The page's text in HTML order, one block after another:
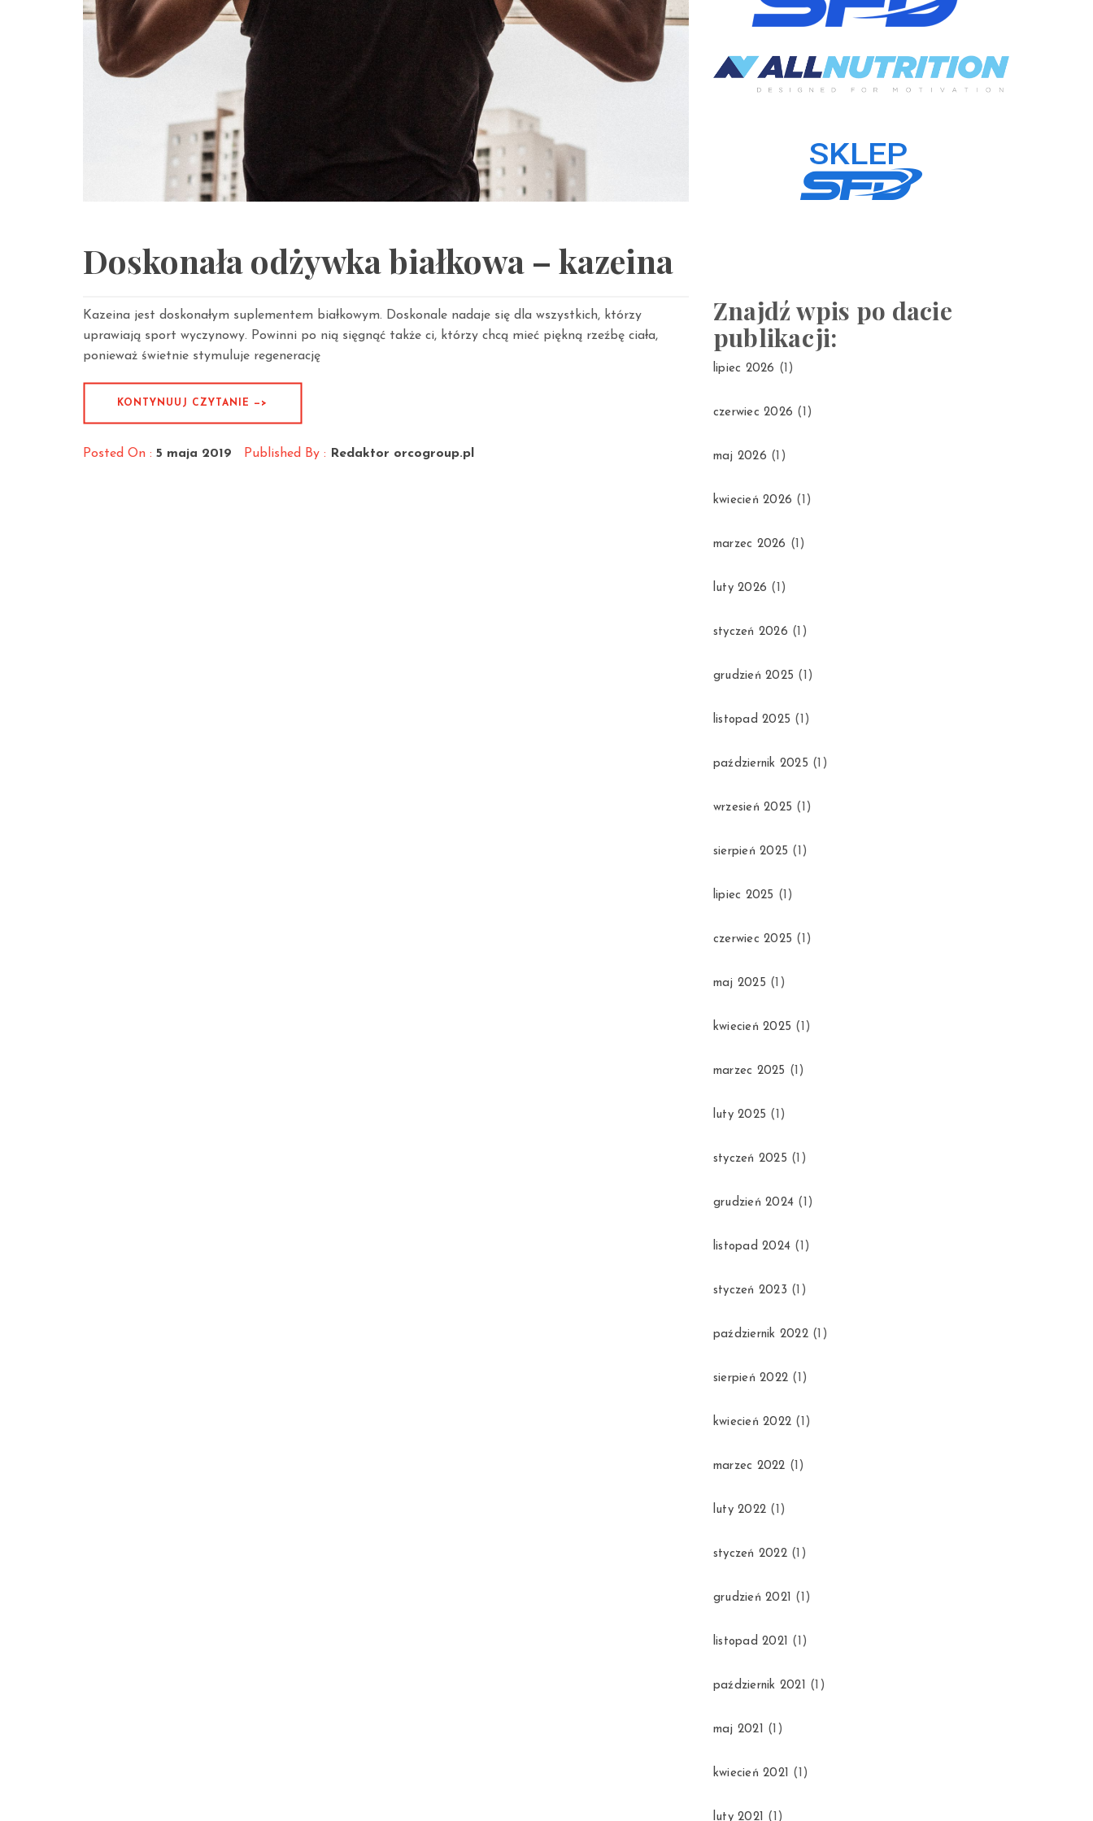
Doskonała odżywka białkowa – kazeina
Kazeina jest doskonałym suplementem białkowym. Doskonale nadaje się dla wszystkich, którzy
uprawiają sport wyczynowy. Powinni po nią sięgnąć także ci, którzy chcą mieć piękną rzeźbę ciała,
ponieważ świetnie stymuluje regenerację
KONTYNUUJ CZYTANIE —>
Posted On : 5 maja 2019 Published By : Redaktor orcogroup.pl
Znajdź wpis po dacie
publikacji:
lipiec 2026 (1)
czerwiec 2026 (1)
maj 2026 (1)
kwiecień 2026 (1)
marzec 2026 (1)
luty 2026 (1)
styczeń 2026 (1)
grudzień 2025 (1)
listopad 2025 (1)
październik 2025 (1)
wrzesień 2025 (1)
sierpień 2025 (1)
lipiec 2025 (1)
czerwiec 2025 (1)
maj 2025 (1)
kwiecień 2025 (1)
marzec 2025 (1)
luty 2025 (1)
styczeń 2025 (1)
grudzień 2024 (1)
listopad 2024 (1)
styczeń 2023 (1)
październik 2022(1)
sierpień 2022 (1)
kwiecień 2022 (1)
marzec 2022 (1)
luty 2022 (1)
styczeń 2022(1)
grudzień 2021 (1)
listopad 2021 (1)
październik 2021 (1)
maj 2021 (1)
kwiecień 2021 (1)
luty 2021 (1)